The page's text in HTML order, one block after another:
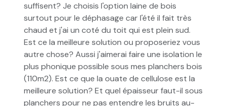
suffisent? Je choisis l'option laine de bois
surtout pour le déphasage car l'été il fait très
chaud et j'ai un coté du toit qui est plein sud.
Est ce la meilleure solution ou proposeriez vous
autre chose? Aussi j'aimerai faire une isolation le
plus phonique possible sous mes planchers bois
(110m2). Est ce que la ouate de cellulose est la
meilleure solution? Et quel épaisseur faut-il sous
planchers pour ne pas entendre les bruits au-